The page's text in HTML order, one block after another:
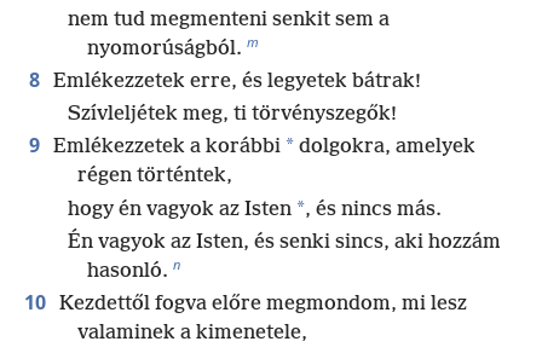
nem tud megmenteni senkit sem a
nyomorúságból. m
8 Emlékezzetek erre, és legyetek bátrak!
Szívleljétek meg, ti törvényszegők!
9 Emlékezzetek a korábbi * dolgokra, amelyek
régen történtek,
hogy én vagyok az Isten *, és nincs más.
Én vagyok az Isten, és senki sincs, aki hozzám
hasonló. n
10 Kezdettől fogva előre megmondom, mi lesz
valaminek a kimenetele,